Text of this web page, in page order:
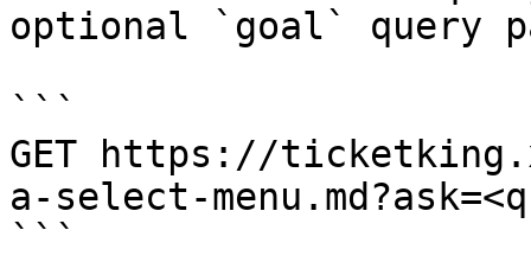
optional `goal` query
```
GET https://
a-select-
```